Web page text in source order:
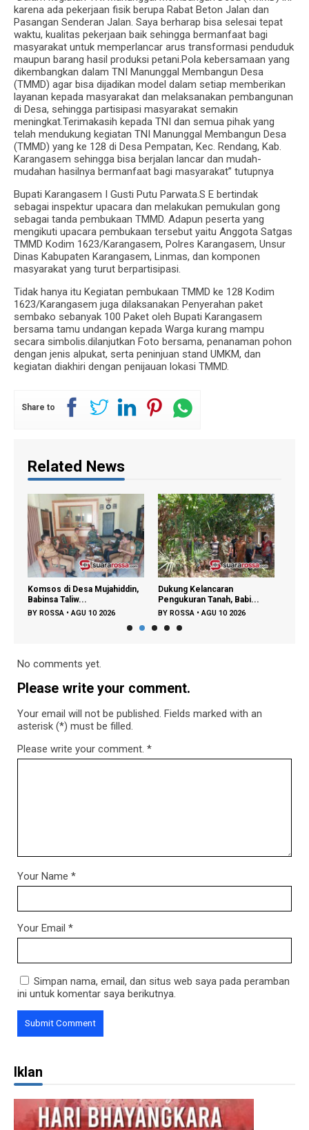
karena ada pekerjaan fisik berupa Rabat Beton Jalan dan
Pasangan Senderan Jalan. Saya berharap bisa selesai tepat
waktu, kualitas pekerjaan baik sehingga bermanfaat bagi
masyarakat untuk memperlancar arus transformasi penduduk
maupun barang hasil produksi petani.Pola kebersamaan yang
dikembangkan dalam TNI Manunggal Membangun Desa
(TMMD) agar bisa dijadikan model dalam setiap memberikan
layanan kepada masyarakat dan melaksanakan pembangunan
di Desa, sehingga partisipasi masyarakat semakin
meningkat.Terimakasih kepada TNI dan semua pihak yang
telah mendukung kegiatan TNI Manunggal Membangun Desa
(TMMD) yang ke 128 di Desa Pempatan, Kec. Rendang, Kab.
Karangasem sehingga bisa berjalan lancar dan mudah-
mudahan hasilnya bermanfaat bagi masyarakat” tutupnya
Bupati Karangasem I Gusti Putu Parwata.S E bertindak
sebagai inspektur upacara dan melakukan pemukulan gong
sebagai tanda pembukaan TMMD. Adapun peserta yang
mengikuti upacara pembukaan tersebut yaitu Anggota Satgas
TMMD Kodim 1623/Karangasem, Polres Karangasem, Unsur
Dinas Kabupaten Karangasem, Linmas, dan komponen
masyarakat yang turut berpartisipasi.
Tidak hanya itu Kegiatan pembukaan TMMD ke 128 Kodim
1623/Karangasem juga dilaksanakan Penyerahan paket
sembako sebanyak 100 Paket oleh Bupati Karangasem
bersama tamu undangan kepada Warga kurang mampu
secara simbolis.dilanjutkan Foto bersama, penanaman pohon
dengan jenis alpukat, serta peninjuan stand UMKM, dan
kegiatan diakhiri dengan penijauan lokasi TMMD.
Share to
Related News
Dukung Kelancaran
Pengukuran Tanah, Babi...
BYROSSA •AGU 10 2026
Pererat Kebersamaan Warga,
Babinsa Hadir...
BYROSSA •AGU 10 2026
No comments yet.
Please write your comment.
Your email will not be published. Fields marked with an
asterisk (*) must be filled.
Please write your comment. *
Your Name *
Your Email *
Simpan nama, email, dan situs web saya pada peramban
ini untuk komentar saya berikutnya.
Iklan